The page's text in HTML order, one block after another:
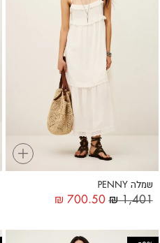
+
שמלה PENNY
₪1,401
₪ 700.50